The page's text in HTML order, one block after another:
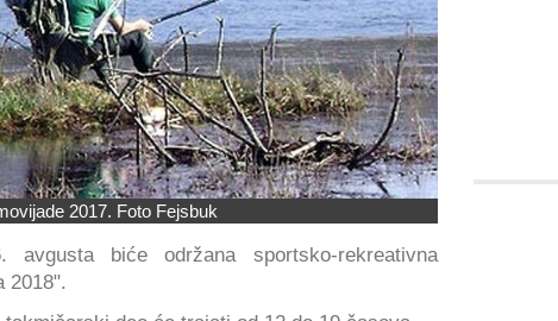
2017. Foto Fejsbuk
biće održana sportsko-rekreativna
2018".